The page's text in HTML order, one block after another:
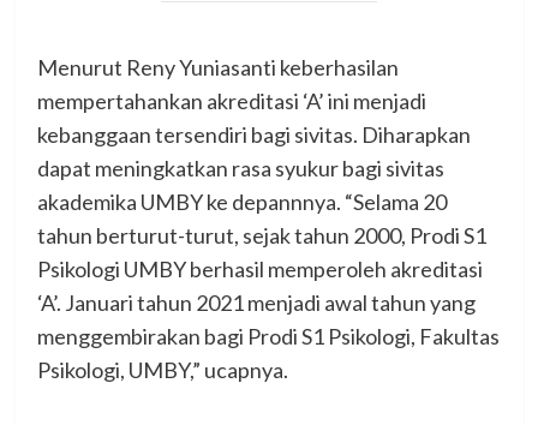
Menurut Reny Yuniasanti keberhasilan
mempertahankan akreditasi ‘A’ ini menjadi
kebanggaan tersendiri bagi sivitas. Diharapkan
dapat meningkatkan rasa syukur bagi sivitas
akademika UMBY ke depannnya. “Selama 20
tahun berturut-turut, sejak tahun 2000, Prodi S1
Psikologi UMBY berhasil memperoleh akreditasi
‘A’. Januari tahun 2021 menjadi awal tahun yang
menggembirakan bagi Prodi S1 Psikologi, Fakultas
Psikologi, UMBY,” ucapnya.